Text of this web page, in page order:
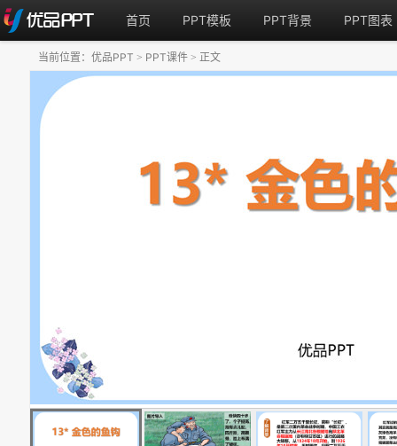
首页 PPT模板 PPT背景 PPT图表
当前位置： 优品PPT > PPT课件 > 正文